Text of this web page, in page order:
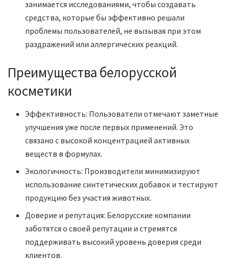
занимается исследованиями, чтобы создавать
средства, которые бы эффективно решали
проблемы пользователей, не вызывая при этом
раздражений или аллергических реакций.
Преимущества белорусской
косметики
Эффективность: Пользователи отмечают заметные
улучшения уже после первых применений. Это
связано с высокой концентрацией активных
веществ в формулах.
Экологичность: Производители минимизируют
использование синтетических добавок и тестируют
продукцию без участия животных.
Доверие и репутация: Белорусские компании
заботятся о своей репутации и стремятся
поддерживать высокий уровень доверия среди
клиентов.